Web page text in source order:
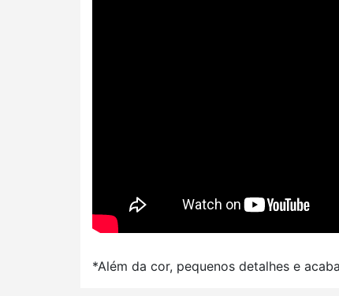
*Além da cor, pequenos detalhes e